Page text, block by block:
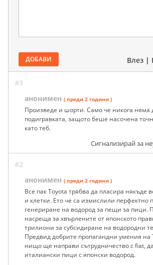
ДОБАВИ Влез |
#3
анонимен ( преди 2 години )
Произведе и шорти. Само че никога няма
подигравката, защото беше насочена
като теб.
Сигнализирай за
#2
анонимен ( преди 2 години )
Все пак Toyota трябва да пласира някъде
и клетки. Ето че са измислили перфектно
генериране на водород за пещи за пици.
насреща за хвърлените от японското
трилиони за субсидиране на водородни
Предвид добрите пропагандни умения на
нищо ще направи сътрудничество с fiat,
италиански пици с японски водород.